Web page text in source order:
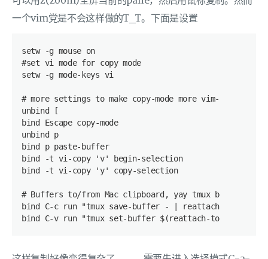
一个vim党是不会这样做的T_T。下面是设置
setw -g mouse on
#set vi mode for copy mode
setw -g mode-keys vi
# more settings to make copy-mode more vim-like
unbind [
bind Escape copy-mode
unbind p
bind p paste-buffer
bind -t vi-copy 'v' begin-selection
bind -t vi-copy 'y' copy-selection
# Buffers to/from Mac clipboard, yay tmux book from
bind C-c run "tmux save-buffer - | reattach-to-user-
bind C-v run "tmux set-buffer $(reattach-to-user-